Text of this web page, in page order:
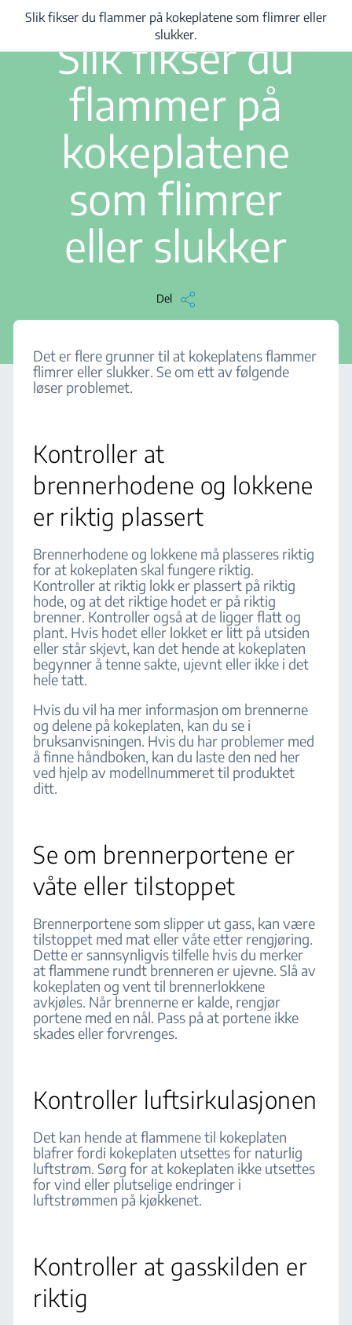
... / Slik fikser du flammer på kokeplatene som flimrer eller slukker.
2 min les
Slik fikser du
flammer på
kokeplatene
som flimrer
eller slukker
Del
Slik fikser du flammer på kokeplatene som flimrer eller
slukker.
Det er flere grunner til at kokeplatens flammer
flimrer eller slukker. Se om ett av følgende
løser problemet.
Kontroller at
brennerhodene og lokkene
er riktig plassert
Brennerhodene og lokkene må plasseres riktig
for at kokeplaten skal fungere riktig.
Kontroller at riktig lokk er plassert på riktig
hode, og at det riktige hodet er på riktig
brenner. Kontroller også at de ligger flatt og
plant. Hvis hodet eller lokket er litt på utsiden
eller står skjevt, kan det hende at kokeplaten
begynner å tenne sakte, ujevnt eller ikke i det
hele tatt.
Hvis du vil ha mer informasjon om brennerne
og delene på kokeplaten, kan du se i
bruksanvisningen. Hvis du har problemer med
å finne håndboken, kan du laste den ned her
ved hjelp av modellnummeret til produktet
ditt.
Se om brennerportene er
våte eller tilstoppet
Brennerportene som slipper ut gass, kan være
tilstoppet med mat eller våte etter rengjøring.
Dette er sannsynligvis tilfelle hvis du merker
at flammene rundt brenneren er ujevne. Slå av
kokeplaten og vent til brennerlokkene
avkjøles. Når brennerne er kalde, rengjør
portene med en nål. Pass på at portene ikke
skades eller forvrenges.
Kontroller luftsirkulasjonen
Det kan hende at flammene til kokeplaten
blafrer fordi kokeplaten utsettes for naturlig
luftstrøm. Sørg for at kokeplaten ikke utsettes
for vind eller plutselige endringer i
luftstrømmen på kjøkkenet.
Kontroller at gasskilden er
riktig